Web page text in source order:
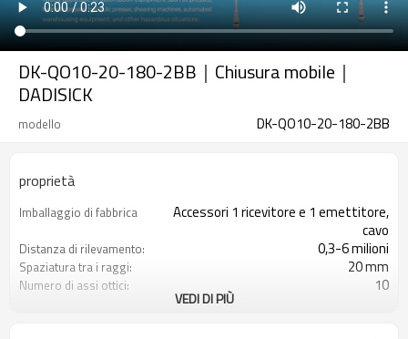
DK-QO10-20-180-2BB｜Chiusura mobile｜
DADISICK
modello DK-QO10-20-180-2BB
proprietà
Imballaggio di fabbrica
Accessori 1 ricevitore e 1 emettitore,
cavo
Distanza di rilevamento: 0,3-6 milioni
Spaziatura tra i raggi: 20 mm
Numero di assi ottici: 10
VEDI DI PIÙ